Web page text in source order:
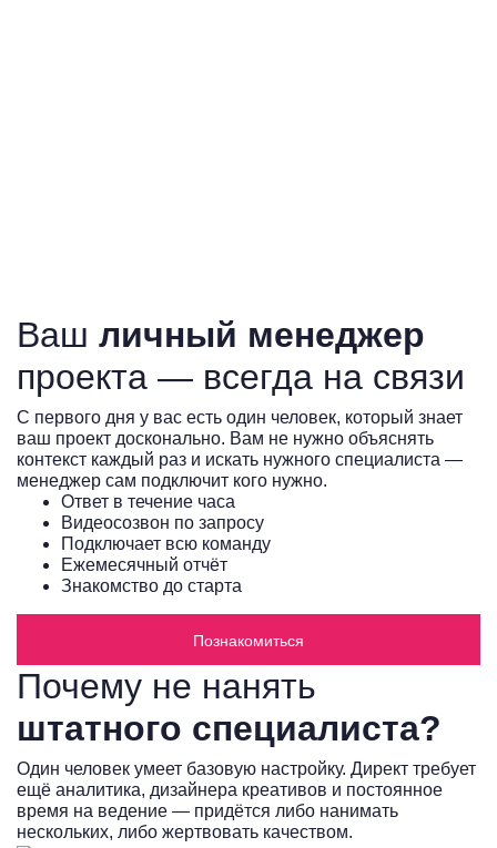
Ваш личный менеджер
проекта — всегда на связи
С первого дня у вас есть один человек, который знает
ваш проект досконально. Вам не нужно объяснять
контекст каждый раз и искать нужного специалиста —
менеджер сам подключит кого нужно.
Ответ в течение часа
Видеосозвон по запросу
Подключает всю команду
Ежемесячный отчёт
Знакомство до старта
Познакомиться
Почему не нанять
штатного специалиста?
Один человек умеет базовую настройку. Директ требует
ещё аналитика, дизайнера креативов и постоянное
время на ведение — придётся либо нанимать
нескольких, либо жертвовать качеством.